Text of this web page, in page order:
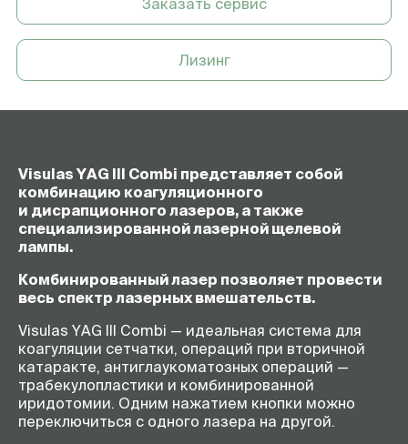
энергии
Энергия оптического пробоя
Регулировка
энергетического уровня
22 ступени
Максимальная частота
повторения импульсов
2,5 Гц
Выходной угол апертуры
16°
Прицельный луч
150 мкВт, система
четырёхточечного
фокусировочного луча
Смещение фокуса
+150 мкм, 0–150 мкм
Требования
100–240 В ±10%, 50–60 Гц,
Заказать сервис
Лизинг
Visulas YAG III Combi представляет собой
комбинацию коагуляционного
и дисрапционного лазеров, а также
специализированной лазерной щелевой
лампы.
Комбинированный лазер позволяет провести
весь спектр лазерных вмешательств.
Visulas YAG III Combi — идеальная система для
коагуляции сетчатки, операций при вторичной
катаракте, антиглаукоматозных операций —
трабекулопластики и комбинированной
иридотомии. Одним нажатием кнопки можно
переключиться с одного лазера на другой.